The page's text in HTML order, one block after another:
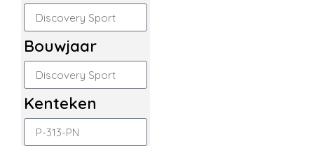
Bouwjaar
Kenteken